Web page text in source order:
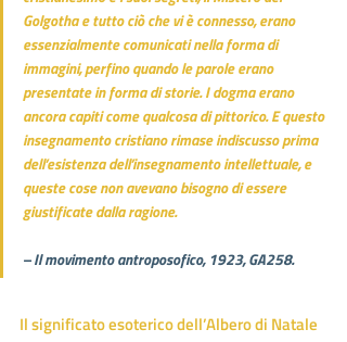
Golgotha e tutto ciò che vi è connesso, erano
essenzialmente comunicati nella forma di
immagini, perfino quando le parole erano
presentate in forma di storie. I dogma erano
ancora capiti come qualcosa di pittorico. E questo
insegnamento cristiano rimase indiscusso prima
dell’esistenza dell’insegnamento intellettuale, e
queste cose non avevano bisogno di essere
giustificate dalla ragione.
– Il movimento antroposofico, 1923, GA258.
Il significato esoterico dell’Albero di Natale